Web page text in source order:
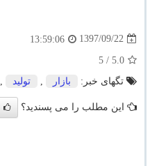
1397/09/22
13:59:06
5.0
/ 5
تگهای خبر:
بازار , تولید ,
این مطلب را می پسندید؟